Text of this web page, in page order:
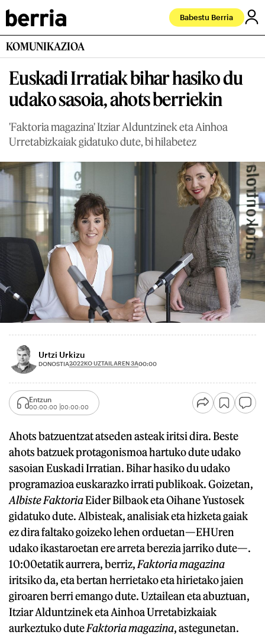
Babestu Berria
KOMUNIKAZIOA
Euskadi Irratiak bihar hasiko du
udako sasoia, ahots berriekin
'Faktoria magazina' Itziar Alduntzinek eta Ainhoa
Urretabizkaiak gidatuko dute, bi hilabetez
Urtzi Urkizu
DONOSTIA2022KO UZTAILAREN 3A00:00
Entzun
00:00:00 00:00:00
Ahots batzuentzat atseden asteak iritsi dira. Beste
ahots batzuek protagonismoa hartuko dute udako
sasoian Euskadi Irratian. Bihar hasiko du udako
programazioa euskarazko irrati publikoak. Goizetan,
Albiste FaktoriaEider Bilbaok eta Oihane Yustosek
gidatuko dute. Albisteak, analisiak eta hizketa gaiak
ez dira faltako goizeko lehen orduetan—EHUren
udako ikastaroetan ere arreta berezia jarriko dute—.
10:00etatik aurrera, berriz, Faktoria magazina
iritsiko da, eta bertan herrietako eta hirietako jaien
giroaren berri emango dute. Uztailean eta abuztuan,
Itziar Alduntzinek eta Ainhoa Urretabizkaiak
aurkeztuko duteFaktoria magazina, astegunetan.